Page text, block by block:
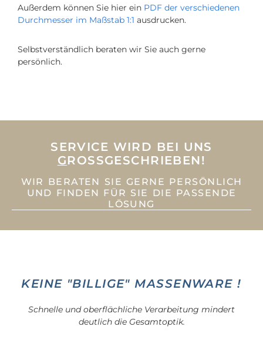
Außerdem können Sie hier ein PDF der verschiedenen
Durchmesser im Maßstab 1:1 ausdrucken.
Selbstverständlich beraten wir Sie auch gerne
persönlich.
SERVICE WIRD BEI UNS
GROSSGESCHRIEBEN!
WIR BERATEN SIE GERNE PERSÖNLICH
UND FINDEN FÜR SIE DIE PASSENDE
LÖSUNG
KEINE "BILLIGE" MASSENWARE !
Schnelle und oberflächliche Verarbeitung mindert
deutlich die Gesamtoptik.